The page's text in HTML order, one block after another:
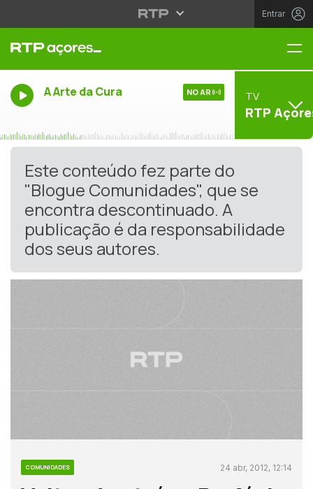
Entrar
A Arte da Cura NO AR TV
RTP
Este conteúdo fez parte do
"Blogue Comunidades", que se
encontra descontinuado. A
publicação é da responsabilidade
dos seus autores.
COMUNIDADES 24 abr, 2012, 12:14